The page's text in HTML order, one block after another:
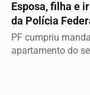
Esposa, filha e
da Polícia
PF cumpriu
apartamento do